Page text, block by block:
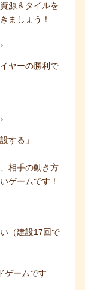
源＆タイルを
ましょう！
ヤーの勝利で
する」
相手の動き方
ゲームです！
（建設17回で
ゲームです